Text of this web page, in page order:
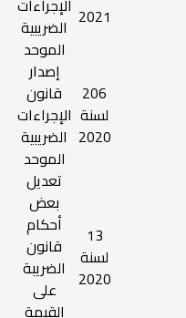
2021 الإجراءات
الضريبية
الموحد
206
لسنة
2020
إصدار
قانون
الإجراءات
الضريبية
الموحد
13
لسنة
2020
تعديل
بعض
أحكام
قانون
الضريبة
على
القيمة